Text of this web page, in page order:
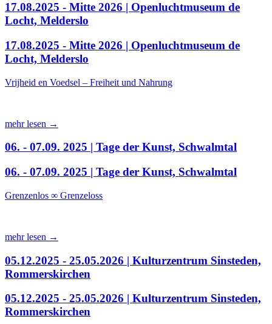
17.08.2025 - Mitte 2026 | Openluchtmuseum de
Locht, Melderslo
17.08.2025 - Mitte 2026 | Openluchtmuseum de
Locht, Melderslo
Vrijheid en Voedsel – Freiheit und Nahrung
mehr lesen →
06. - 07.09. 2025 | Tage der Kunst, Schwalmtal
06. - 07.09. 2025 | Tage der Kunst, Schwalmtal
Grenzenlos ∞ Grenzeloss
mehr lesen →
05.12.2025 - 25.05.2026 | Kulturzentrum Sinsteden,
Rommerskirchen
05.12.2025 - 25.05.2026 | Kulturzentrum Sinsteden,
Rommerskirchen